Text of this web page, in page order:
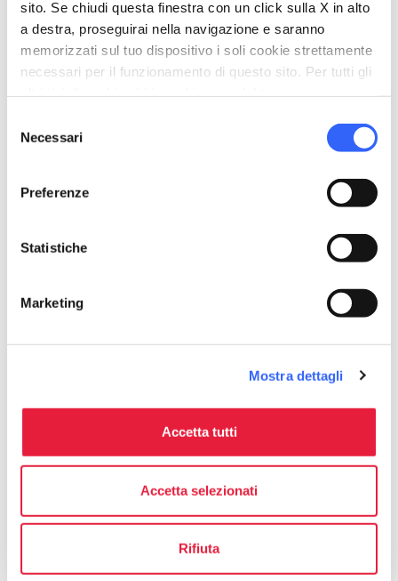
sito. Se chiudi questa finestra con un click sulla X in alto
a destra, proseguirai nella navigazione e saranno
memorizzati sul tuo dispositivo i soli cookie strettamente
necessari per il funzionamento di questo sito. Per tutti gli
delNecessari
Preferenze
Statistiche
Marketing
Mostra dettagli
Accetta tutti
Accetta selezionati
Rifiuta
Telefono in camera
sports_basketball Sport
Piscina scoperta
pets Animali ammessi (Pet friendly)
directions Indicazioni
Informazioni